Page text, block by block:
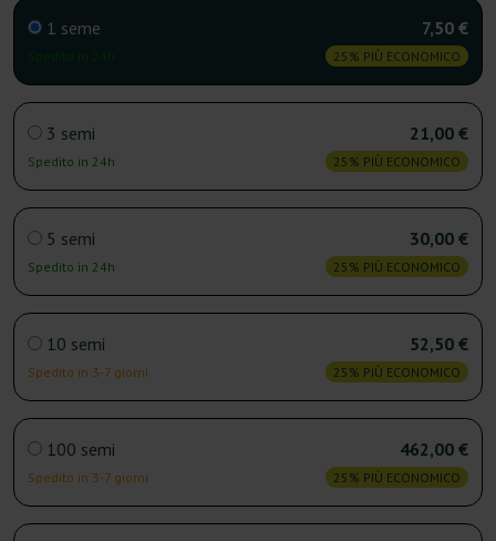
1 seme 7,50 €
25% PIÙ ECONOMICO
3 semi
Spedito in 24h
21,00 €
25% PIÙ ECONOMICO
5 semi
Spedito in 24h
30,00 €
25% PIÙ ECONOMICO
10 semi
Spedito in 3-7 giorni
52,50 €
25% PIÙ ECONOMICO
100 semi
Spedito in 3-7 giorni
462,00 €
25% PIÙ ECONOMICO